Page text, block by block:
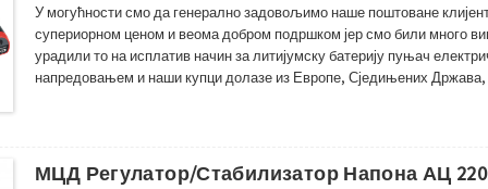
У могућности смо да генерално задовољимо наше поштоване
супериорном ценом и веома добром подршком јер смо били много
урадили то на исплатив начин за литијумску батерију пуњач
напредовањем и наши купци долазе из Европе, Сједињених
да посетите нашу производну јединицу и поздравите вашу
МЦД Регулатор/стабилизатор Напона АЦ